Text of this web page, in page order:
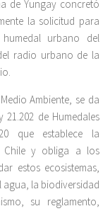
de Yungay concretó
la solicitud para
urbano del
radio urbano de la
Ambiente, se da
de Humedales
que establece la
Chile y obliga a los
estos ecosistemas,
la biodiversidad
su reglamento,